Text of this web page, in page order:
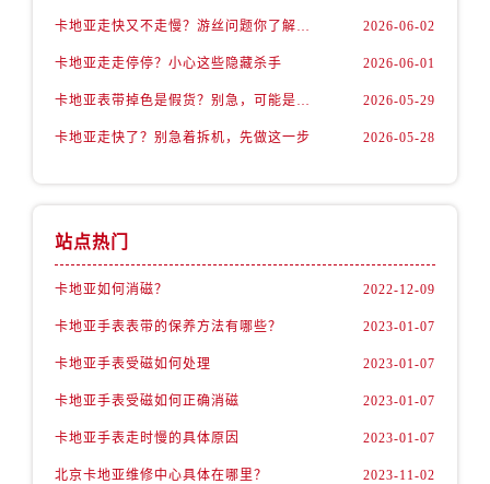
2026-06-02
卡地亚走走停停？小心这些隐藏杀手 2026-06-01
2026-05-29
卡地亚走快了？别急着拆机，先做这一步 2026-05-28
站点热门
卡地亚如何消磁？ 2022-12-09
卡地亚手表表带的保养方法有哪些？ 2023-01-07
卡地亚手表受磁如何处理 2023-01-07
卡地亚手表受磁如何正确消磁 2023-01-07
卡地亚手表走时慢的具体原因 2023-01-07
北京卡地亚维修中心具体在哪里？ 2023-11-02